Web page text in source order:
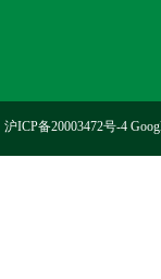
沪ICP备20003472号-4